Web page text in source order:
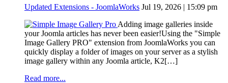
Updated Extensions - JoomlaWorks Jul 19, 2026 | 15:09 pm
Adding image galleries inside
your Joomla articles has never been easier!Using the "Simple
Image Gallery PRO" extension from JoomlaWorks you can
quickly display a folder of images on your server as a stylish
image gallery within any Joomla article, K2[…]
Read more...